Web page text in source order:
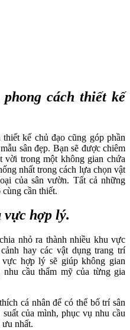
cách thiết kế
kế chủ đạo cũng góp phần
sân đẹp. Bạn sẽ được chiêm
vời trong một không gian chứa
nhất trong cách lựa chọn vật
của sân vườn. Tất cả những
cần thiết.
vực hợp lý.
nhỏ ra thành nhiều khu vực
hay các vật dụng trang trí
hợp lý sẽ giúp không gian
cầu thẩm mỹ của từng gia
cá nhân để có thể bố trí sân
của mình, phục vụ nhu cầu
nhất.